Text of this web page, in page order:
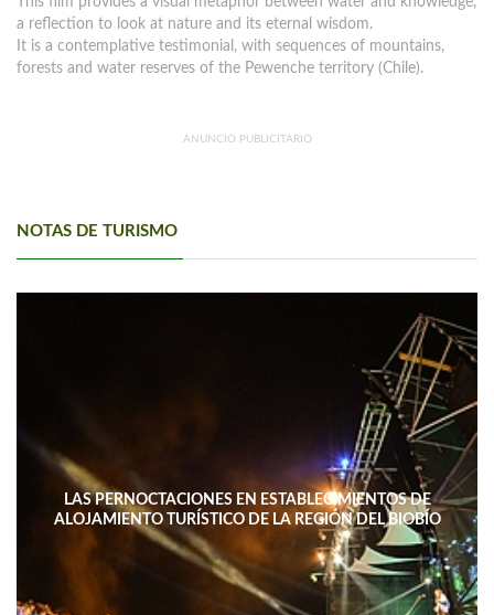
a reflection to look at nature and its eternal wisdom.
It is a contemplative testimonial, with sequences of mountains,
forests and water reserves of the Pewenche territory (Chile).
ANUNCIO PUBLICITARIO
NOTAS DE TURISMO
LAS PERNOCTACIONES EN ESTABLECIMIENTOS DE
ALOJAMIENTO TURÍSTICO DE LA REGIÓN DEL BIOBÍO
DISMINUYERON 15,4% INTERANUAL